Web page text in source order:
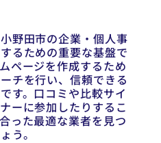
野田市の企業・個人事
るための重要な基盤で
ページを作成するため
チを行い、信頼できる
す。口コミや比較サイ
ーに参加したりするこ
った最適な業者を見つ
う。